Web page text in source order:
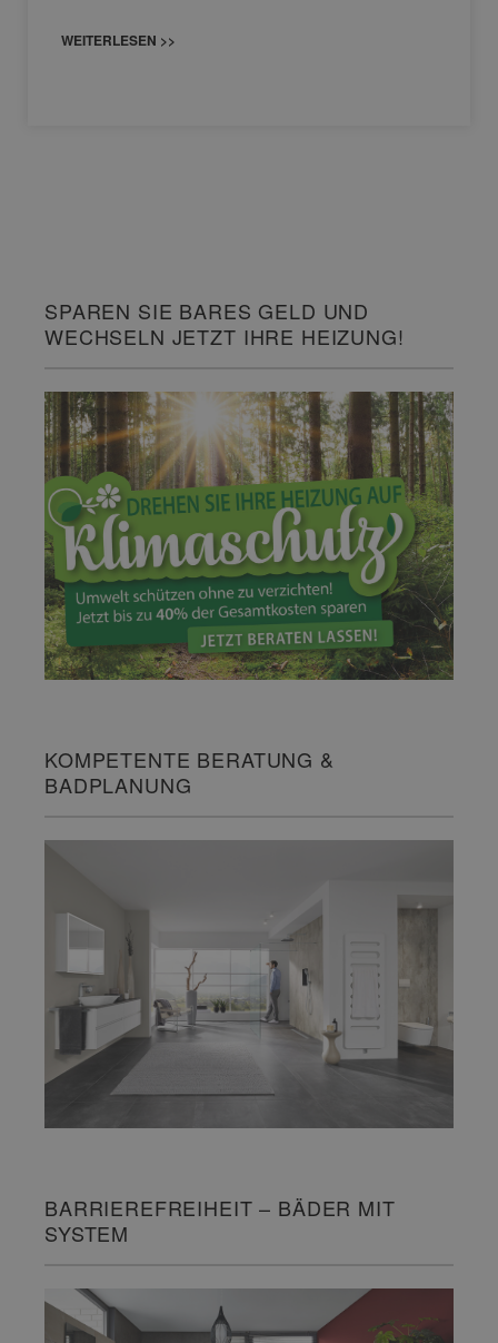
WEITERLESEN >>
SPAREN SIE BARES GELD UND
WECHSELN JETZT IHRE HEIZUNG!
KOMPETENTE BERATUNG &
BADPLANUNG
BARRIEREFREIHEIT – BÄDER MIT
SYSTEM